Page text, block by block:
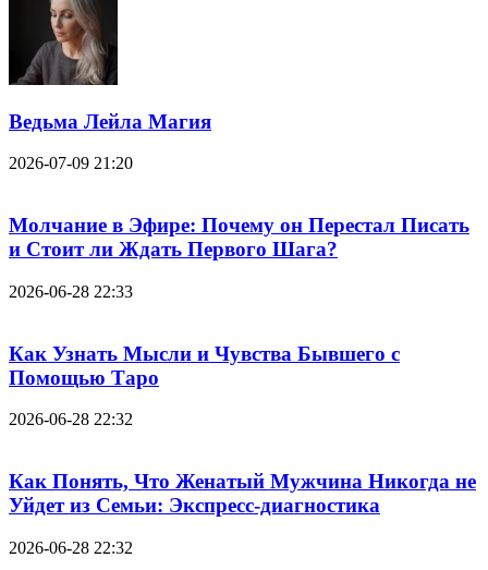
Ведьма Лейла Магия
2026-07-09 21:20
Молчание в Эфире: Почему он Перестал Писать
и Стоит ли Ждать Первого Шага?
2026-06-28 22:33
Как Узнать Мысли и Чувства Бывшего с
Помощью Таро
2026-06-28 22:32
Как Понять, Что Женатый Мужчина Никогда не
Уйдет из Семьи: Экспресс-диагностика
2026-06-28 22:32